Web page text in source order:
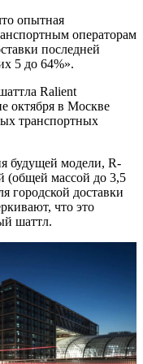
опытная
операторам
последней
5 до 64%».
Ralient
октября в Москве
транспортных
будущей модели, R-
(общей массой до 3,5
городской доставки
что это
шаттл.